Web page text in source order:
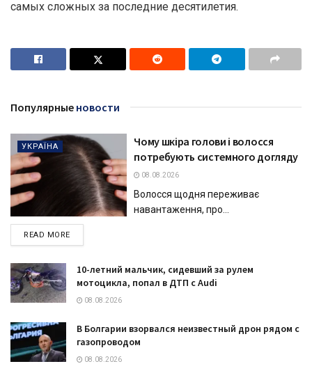
самых сложных за последние десятилетия.
Популярные новости
УКРАЇНА
Чому шкіра голови і волосся
потребують системного догляду
08.08.2026
Волосся щодня переживає
навантаження, про...
READ MOREDETAILS
10-летний мальчик, сидевший за рулем
мотоцикла, попал в ДТП с Audi
08.08.2026
В Болгарии взорвался неизвестный дрон рядом с
газопроводом
08.08.2026